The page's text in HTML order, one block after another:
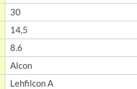
30
14,5
8.6
Alcon
Lehfilcon A